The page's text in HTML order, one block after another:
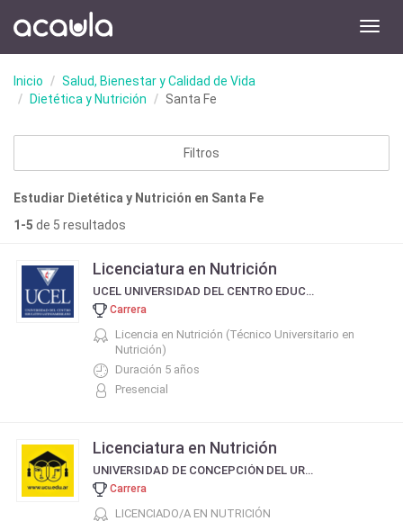
Inicio
Salud, Bienestar y Calidad de Vida
Dietética y Nutrición
Santa Fe
Filtros
Estudiar Dietética y Nutrición en Santa Fe
1-5 de 5 resultados
Licenciatura en Nutrición
UCEL UNIVERSIDAD DEL CENTRO EDUCATIVO LATINOAMERICANO
Carrera
Licencia en Nutrición (Técnico Universitario en
Nutrición)
Duración 5 años
Presencial
Licenciatura en Nutrición
UNIVERSIDAD DE CONCEPCIÓN DEL URUGUAY
Carrera
LICENCIADO/A EN NUTRICIÓN